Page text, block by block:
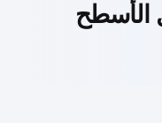
الأسطح